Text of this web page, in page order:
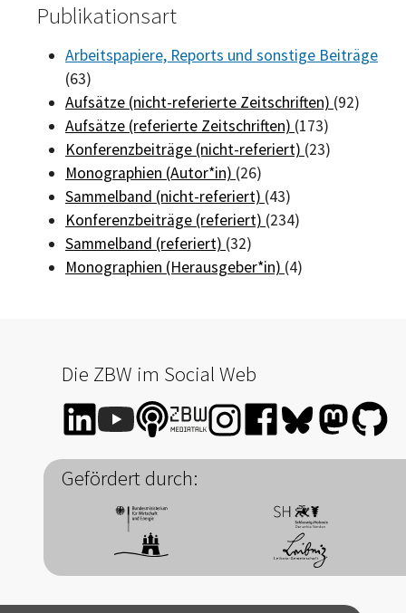
Publikationsart
Arbeitspapiere, Reports und sonstige Beiträge
(63)
Aufsätze (nicht-referierte Zeitschriften) (92)
Aufsätze (referierte Zeitschriften) (173)
Konferenzbeiträge (nicht-referiert) (23)
Monographien (Autor*in) (26)
Sammelband (nicht-referiert) (43)
Konferenzbeiträge (referiert) (234)
Sammelband (referiert) (32)
Monographien (Herausgeber*in) (4)
Die ZBW im Social Web
Gefördert durch: